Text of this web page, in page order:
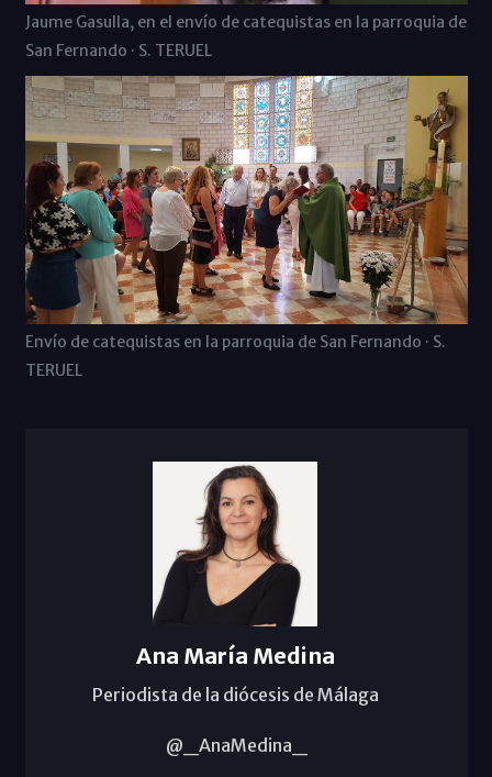
Jaume Gasulla, en el envío de catequistas en la parroquia de
San Fernando · S. TERUEL
Envío de catequistas en la parroquia de San Fernando · S.
TERUEL
Ana María Medina
Periodista de la diócesis de Málaga
@_AnaMedina_